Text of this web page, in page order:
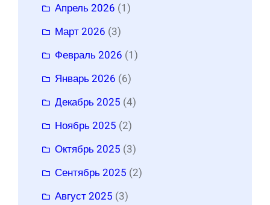
Апрель 2026 (1)
Март 2026 (3)
Февраль 2026 (1)
Январь 2026 (6)
Декабрь 2025 (4)
Ноябрь 2025 (2)
Октябрь 2025 (3)
Сентябрь 2025 (2)
Август 2025 (3)